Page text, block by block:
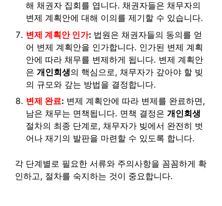
해 채권자 집회를 엽니다. 채권자들은 채무자의
변제 계획안에 대해 이의를 제기할 수 있습니다.
변제 계획안 인가: 법원은 채권자들의 동의를 얻
어 변제 계획안을 인가합니다. 인가된 변제 계획
안에 따라 채무를 변제하게 됩니다. 변제 계획안
은개인회생의 핵심으로, 채무자가 갚아야 할 빚
의 규모와 갚는 방법을 결정합니다.
변제 완료: 변제 계획안에 따라 변제를 완료하면,
남은 채무는 면책됩니다. 면책 결정은개인회생
절차의 최종 단계로, 채무자가 빚에서 완전히 벗
어나 재기의 발판을 마련할 수 있도록 합니다.
각 단계별로 필요한 서류와 주의사항을 꼼꼼하게 확
인하고, 절차를 숙지하는 것이 중요합니다.